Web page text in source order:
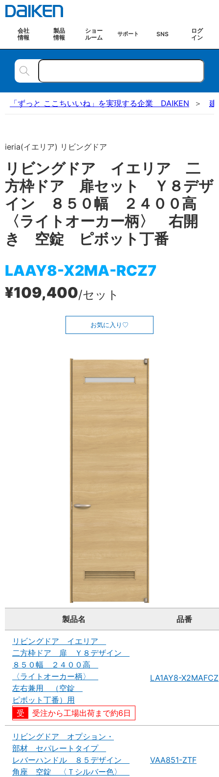
会社
情報
製品
情報
ショー
ルーム
サポート SNS
ログ
イン
「ずっと ここちいいね」を実現する企業 DAIKEN 建
ieria(イエリア) リビングドア
リビングドア イエリア 二
方枠ドア 扉セット Ｙ８デザ
イン ８５０幅 ２４００高
〈ライトオーカー柄〉 右開
き 空錠 ピボット丁番
LAAY8-X2MA-RCZ7
¥109,400/セット
お気に入り
製品名 品番
リビングドア イエリア
二方枠ドア 扉 Ｙ８デザイン
８５０幅 ２４００高
〈ライトオーカー柄〉
左右兼用 （空錠
ピボット丁番）用
受注から工場出荷まで約6日
LA1AY8-X2MAFCZ
リビングドア オプション・
部材 セパレートタイプ
レバーハンドル ８５デザイン
角座 空錠 〈Ｔシルバー色〉
VAA851-ZTF